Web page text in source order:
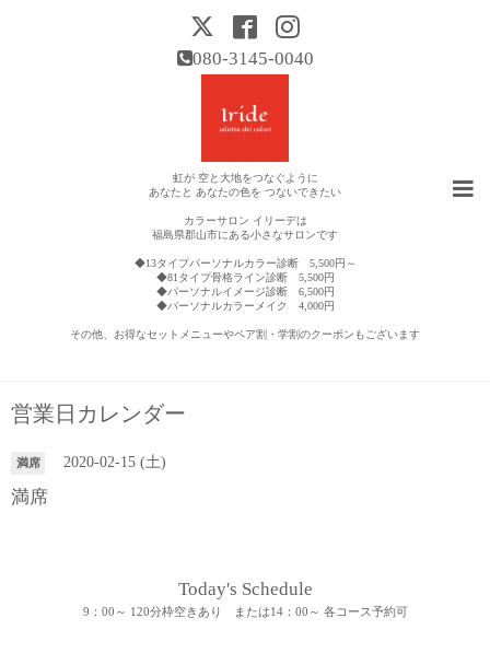
080-3145-0040
虹が 空と大地をつなぐように
あなたと あなたの色を つないできたい
カラーサロン イリーデは
福島県郡山市にある小さなサロンです
◆13タイプパーソナルカラー診断 5,500円～
◆81タイプ骨格ライン診断 5,500円
◆パーソナルイメージ診断 6,500円
◆パーソナルカラーメイク 4,000円
その他、お得なセットメニューやペア割・学割のクーポンもございます
営業日カレンダー
満席 2020-02-15 (土)
満席
Today's Schedule
9：00～ 120分枠空きあり または14：00～ 各コース予約可